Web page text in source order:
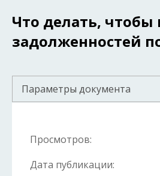
Что делать, чтобы
задолженностей
Параметры документа
Просмотров:
Дата публикации: